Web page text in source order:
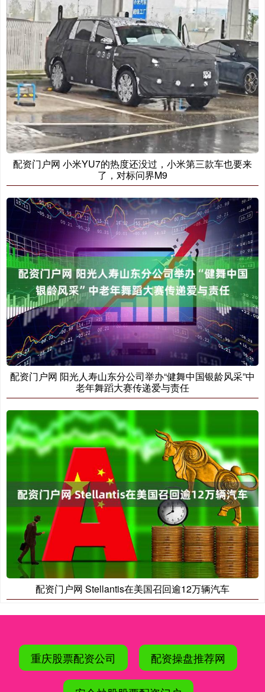
配资门户网 小米YU7的热度还没过，小米第三款车也要来
了，对标问界M9
配资门户网 阳光人寿山东分公司举办“健舞中国银龄风采”中
老年舞蹈大赛传递爱与责任
配资门户网 Stellantis在美国召回逾12万辆汽车
重庆股票配资公司 配资操盘推荐网